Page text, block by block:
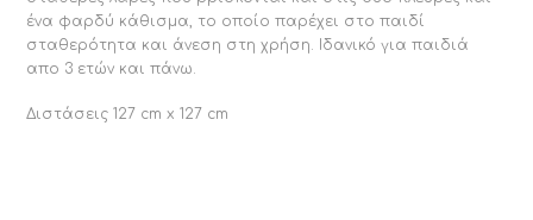
ένα φαρδύ κάθισμα, το οποίο παρέχει στο παιδί
σταθερότητα και άνεση στη χρήση. Ιδανικό για παιδιά
απο 3 ετών και πάνω.
Διστάσεις 127 cm x 127 cm